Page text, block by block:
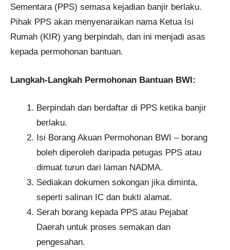
Sementara (PPS) semasa kejadian banjir berlaku.
Pihak PPS akan menyenaraikan nama Ketua Isi
Rumah (KIR) yang berpindah, dan ini menjadi asas
kepada permohonan bantuan.
Langkah-Langkah Permohonan Bantuan BWI:
Berpindah dan berdaftar di PPS ketika banjir
berlaku.
Isi Borang Akuan Permohonan BWI – borang
boleh diperoleh daripada petugas PPS atau
dimuat turun dari laman NADMA.
Sediakan dokumen sokongan jika diminta,
seperti salinan IC dan bukti alamat.
Serah borang kepada PPS atau Pejabat
Daerah untuk proses semakan dan
pengesahan.